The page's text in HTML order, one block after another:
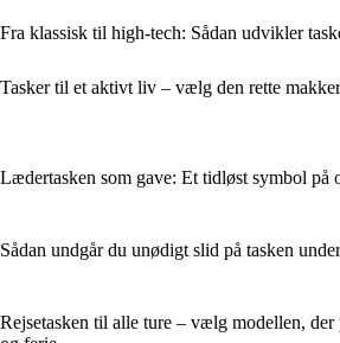
Fra klassisk til high-tech: Sådan udvikler
Tasker til et aktivt liv – vælg den rette
Lædertasken som gave: Et tidløst symbol på
Sådan undgår du unødigt slid på tasken
Rejsetasken til alle ture – vælg modellen, der